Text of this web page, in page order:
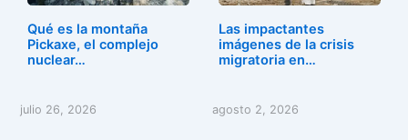
Qué es la montaña
Pickaxe, el complejo
nuclear…
julio 26, 2026
Las impactantes
imágenes de la crisis
migratoria en…
agosto 2, 2026